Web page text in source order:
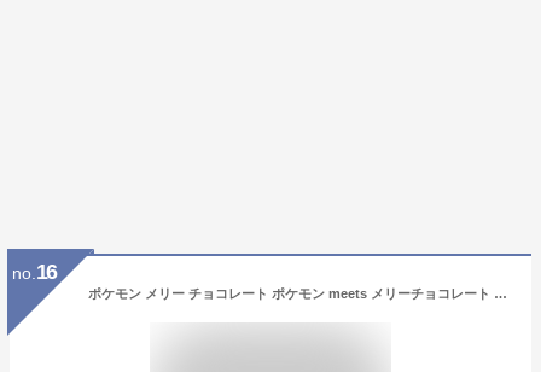
no. 16
ポケモン メリー チョコレート ポケモン meets メリーチョコレート 伝説のポケモン缶セット ギフト用袋付き バレンタイン 2026 バレンタインデー チョコ チョコレート カイオーガ グラードン レックウザ ディアルガ パルキア ギラティナ ギフト プレゼント